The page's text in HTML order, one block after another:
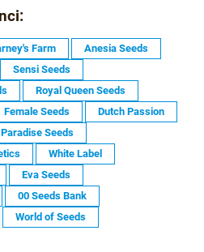
Farm
Anesia Seeds
Sensi Seeds
Royal Queen Seeds
Female Seeds
Dutch Passion
Paradise Seeds
White Label
Eva Seeds
00 Seeds Bank
World of Seeds